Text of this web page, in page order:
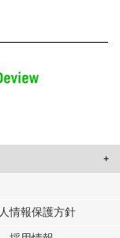
たコンテンツや広告の
情報保護方針